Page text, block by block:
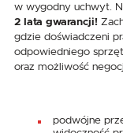
w wygodny uchwyt.
2 lata gwarancji!
gdzie doświadczeni
odpowiedniego
oraz możliwość
podwójne